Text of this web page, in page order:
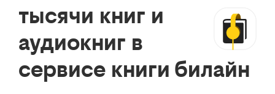
тысячи книг и
аудиокниг в
сервисе книги билайн